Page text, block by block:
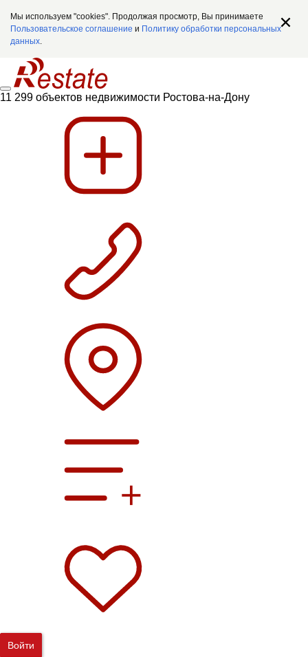
Мы используем "cookies". Продолжая просмотр, Вы принимаете
Пользовательское соглашение и Политику обработки персональных
данных.
11 299 объектов недвижимости Ростова-на-Дону
Войти